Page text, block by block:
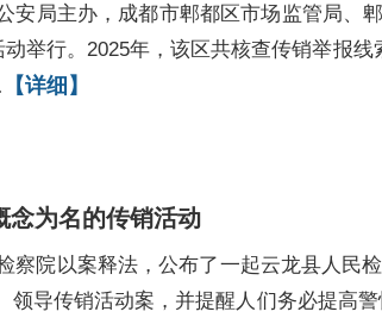
安局主办，成都市郫都区市场监管局、
举行。2025年，该区共核查传销举报线
【详细】
念为名的传销活动
察院以案释法，公布了一起云龙县人民
导传销活动案，并提醒人们务必提高